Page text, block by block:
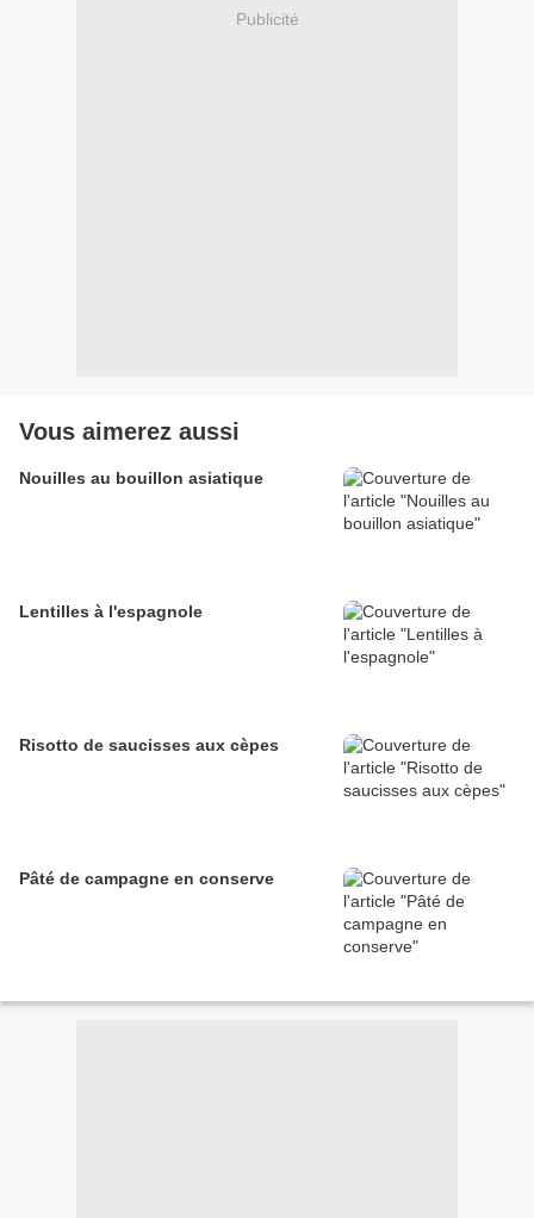
Publicité
Vous aimerez aussi
Nouilles au bouillon asiatique
Lentilles à l'espagnole
Risotto de saucisses aux cèpes
Pâté de campagne en conserve